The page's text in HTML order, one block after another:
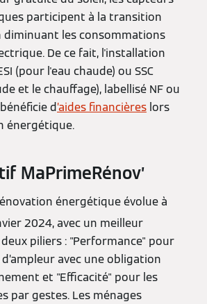
participent à la transition
diminuant les consommations
De ce fait, l'installation
(pour l'eau chaude) ou SSC
et le chauffage), labellisé NF ou
d’aides financières lors
énergétique.
MaPrimeRénov’
énergétique évolue à
2024, avec un meilleur
piliers : "Performance" pour
avec une obligation
et "Efficacité" pour les
par gestes. Les ménages